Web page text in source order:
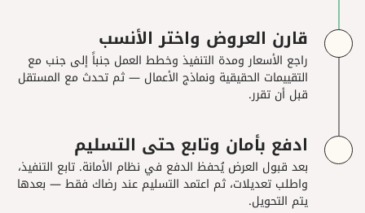
قارن العروض واختر الأنسب
راجع الأسعار ومدة التنفيذ وخطط العمل جنباً إلى جنب مع
التقييمات الحقيقية ونماذج الأعمال — ثم تحدث مع المستقل
قبل أن تقرر.
ادفع بأمان وتابع حتى التسليم
بعد قبول العرض يُحفظ الدفع في نظام الأمانة. تابع التنفيذ،
واطلب تعديلات، ثم اعتمد التسليم عند رضاك فقط — بعدها
يتم التحويل.